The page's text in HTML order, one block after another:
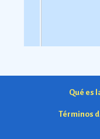
Qué es
Términos